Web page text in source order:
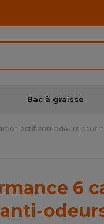
Bac à graisse
actif anti-odeurs pour
6